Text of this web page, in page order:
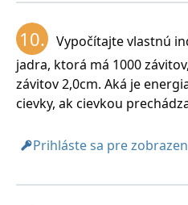
10.
Vypočítajte vlastnú
jadra, ktorá má 1000
závitov 2,0cm. Aká je
cievky, ak cievkou
Prihláste sa pre